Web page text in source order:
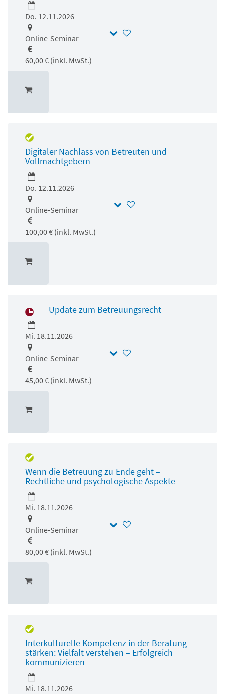
Do. 12.11.2026
Online-Seminar
60,00 € (inkl. MwSt.)
Digitaler Nachlass von Betreuten und
Vollmachtgebern
Do. 12.11.2026
Online-Seminar
100,00 € (inkl. MwSt.)
Update zum Betreuungsrecht
Mi. 18.11.2026
Online-Seminar
45,00 € (inkl. MwSt.)
Wenn die Betreuung zu Ende geht –
Rechtliche und psychologische Aspekte
Mi. 18.11.2026
Online-Seminar
80,00 € (inkl. MwSt.)
Interkulturelle Kompetenz in der Beratung
stärken: Vielfalt verstehen – Erfolgreich
kommunizieren
Mi. 18.11.2026